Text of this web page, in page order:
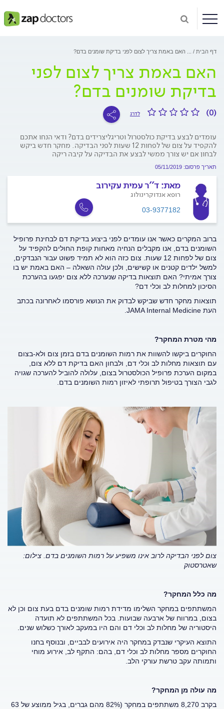
דף הבית האם באמת צריך לצום לפני בדיקת שומנים בדם?
האם באמת צריך לצום לפני
בדיקת שומנים בדם?
(0) לדרג
עומדים לבצע בדיקת כולסטרול וטריגליצרידים בדם? ודאי הנחו אתכם
להקפיד על צום של לפחות 12 שעות לפני הבדיקה. מחקר חדש ביקש
לבחון אם יש צורך ממשי לבצע את הבדיקה על קיבה ריקה
תאריך פרסום: 05/11/2019
מאת: ד''ר עמית עקירוב
רופא אנדוקרינולוג
03-9377182
ברוב המקרים כאשר אנו עומדים לפני ביצוע בדיקת דם לבחינת פרופיל
השומנים בדם, אנו מקבלים הנחיה מאחות קופת החולים להקפיד על
צום של לפחות 12 שעות. צום כזה הוא לא תמיד פשוט עבור הנבדקים,
למשל ילדים קטנים או קשישים, ולכן עולה השאלה – האם באמת יש בו
צורך אמיתי? האם תוצאות בדיקה שנערכה ללא צום יפגעו בהערכת
הסיכון למחלות לב וכלי דם?
תוצאות מחקר חדש שביקש לבדוק את הנושא פורסמו לאחרונה בכתב
העת JAMA Internal Medicine
מהי מטרת המחקר?
החוקרים ביקשו להשוות את רמות השומנים בדם בזמן צום ולא-בצום
עם תוצאות מחלות לב וכלי דם, ולבחון האם בדיקת דם ללא צום,
במקום הערכת פרופיל הכולסטרול בצום, עלולה להוביל להערכה שגויה
לגבי הצורך בטיפול תרופתי לאיזון רמות השומנים בדם.
צום לפני הבדיקה לרוב אינו משפיע על רמות השומנים בדם. צילום:
שאטרסטוק
מה כלל המחקר?
המשתתפים במחקר השלימו מדידת רמות שומנים בדם בעת צום וכן לא
בצום, במרווח של ארבעה שבועות. בכל המשתתפים לא תועדה
היסטוריה של מחלות לב וכלי דם והם היו במעקב לאורך כשלוש שנים.
התוצא העיקרי שנבדק במחקר היה אירועים לבביים, ובנוסף בחנו
החוקרים מספר מחלות לב וכלי דם, בהם: התקף לב, אירוע מוחי
ותמותה עקב טרשת עורקי הלב.
מה עולה מן המחקר?
בקרב 8,270 משתתפים במחקר (82% מהם גברים, בגיל ממוצע של 63